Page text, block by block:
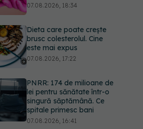
07.08.2026, 18:34
Dieta care poate crește
brusc colesterolul. Cine
este mai expus
07.08.2026, 17:22
PNRR: 174 de milioane de
lei pentru sănătate într-o
singură săptămână. Ce
spitale primesc bani
07.08.2026, 16:41